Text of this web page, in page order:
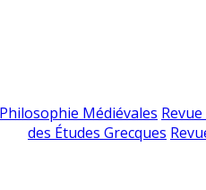
Médiévales
des Études Grecques